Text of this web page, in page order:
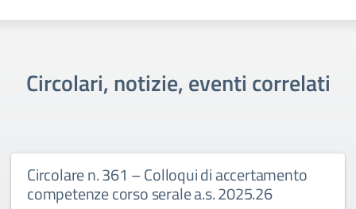
Circolari, notizie, eventi correlati
Circolare n. 361 – Colloqui di accertamento
competenze corso serale a.s. 2025.26